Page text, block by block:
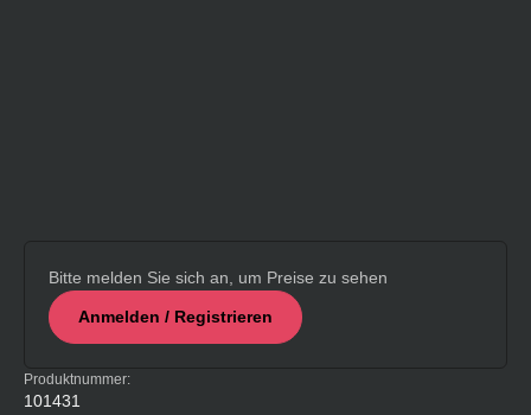
Bitte melden Sie sich an, um Preise zu sehen
Anmelden / Registrieren
Produktnummer:
101431